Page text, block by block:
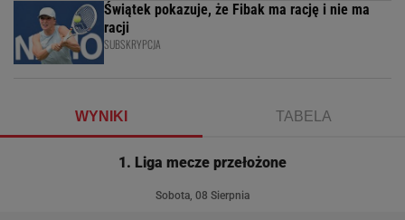
Świątek pokazuje, że Fibak ma rację i nie ma
racji
SUBSKRYPCJA
WYNIKI TABELA
1. Liga mecze przełożone
Sobota, 08 Sierpnia